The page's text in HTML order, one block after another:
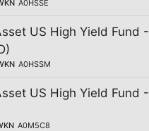
A0HSSE
US High Yield Fund -
A0HSSM
US High Yield Fund -
A0M5C8